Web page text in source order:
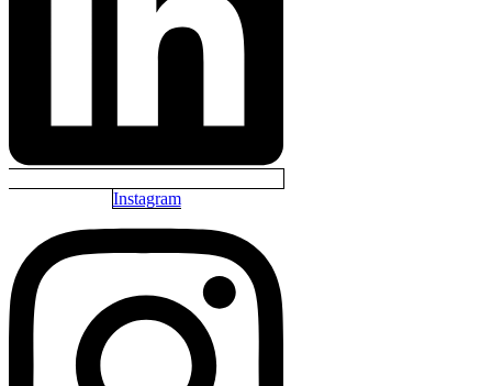
Instagram